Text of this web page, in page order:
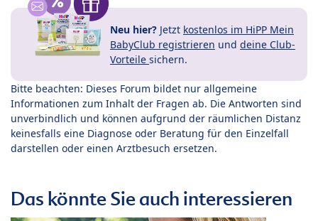
Neu hier? Jetzt kostenlos im HiPP Mein
BabyClub registrieren und deine Club-
Vorteile sichern.
Bitte beachten: Dieses Forum bildet nur allgemeine
Informationen zum Inhalt der Fragen ab. Die Antworten sind
unverbindlich und können aufgrund der räumlichen Distanz
keinesfalls eine Diagnose oder Beratung für den Einzelfall
darstellen oder einen Arztbesuch ersetzen.
Das könnte Sie auch interessieren